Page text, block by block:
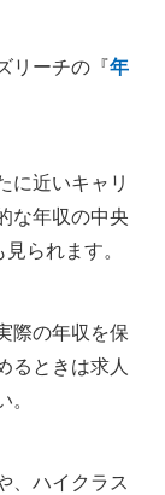
リーチの『年
に近いキャリ
な年収の中央
られます。
際の年収を保
るときは求人
。
、ハイクラス